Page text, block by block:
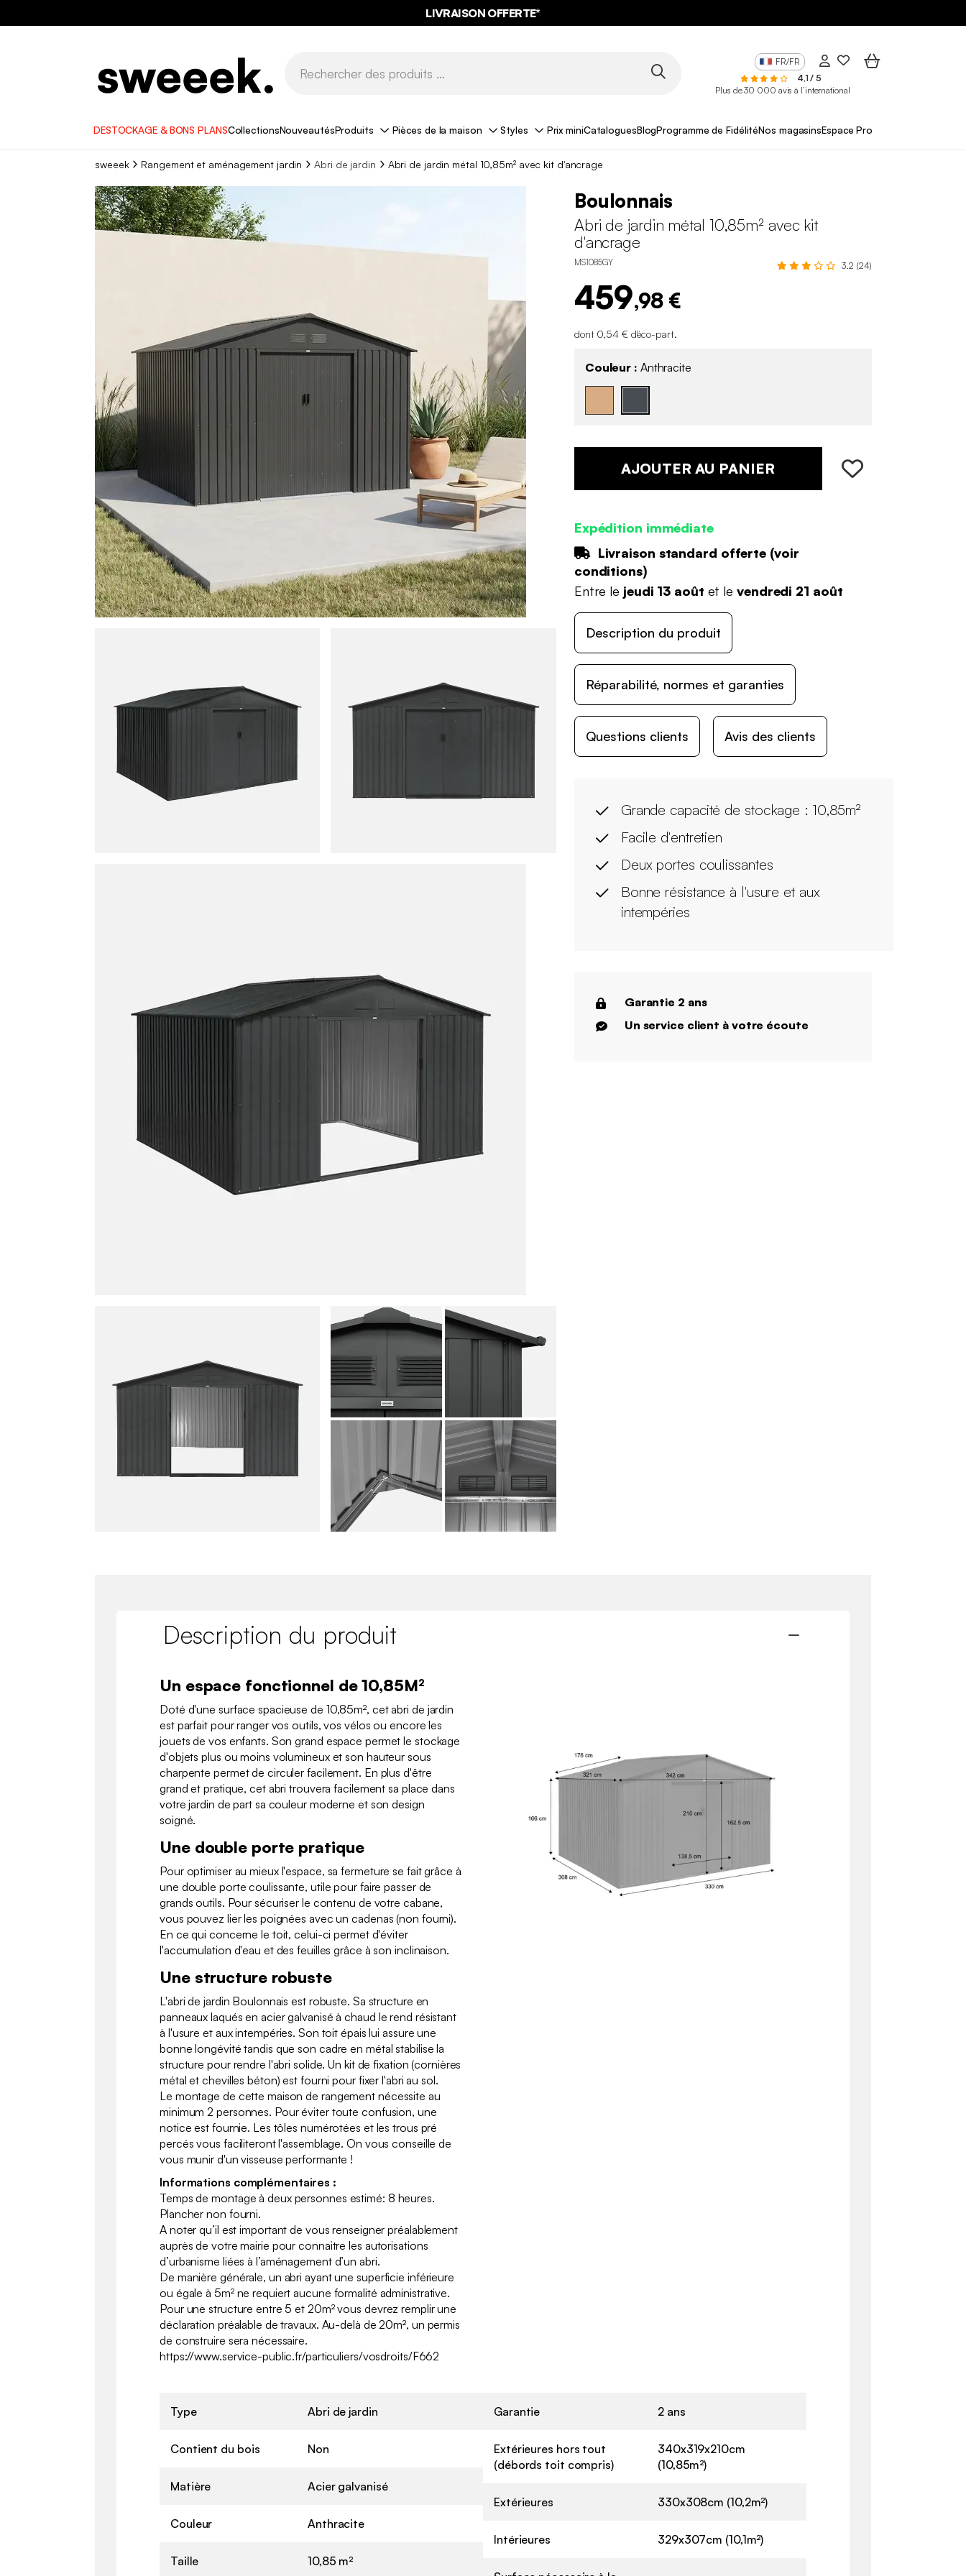
LIVRAISON OFFERTE*
FR/FR
4,1 / 5
Plus de 30 000 avis à l’international
DESTOCKAGE & BONS PLANSCollectionsNouveautésProduits Pièces de la maison Styles Prix miniCataloguesBlogProgramme de FidélitéNos magasinsEspace Pro
sweeek Rangement et aménagement jardin Abri de jardin Abri de jardin métal 10,85m² avec kit d'ancrage
Boulonnais
Abri de jardin métal 10,85m² avec kit
d'ancrage
MS1085GY 3.2 (24)
459,98 €
dont 0,54 € d'éco-part.
Couleur : Anthracite
AJOUTER AU PANIER
Expédition immédiate
Livraison standard offerte (voir
conditions)
Entre le jeudi 13 août et le vendredi 21 août
Description du produit
Réparabilité, normes et garanties
Questions clients Avis des clients
Grande capacité de stockage : 10,85m²
Facile d'entretien
Deux portes coulissantes
Bonne résistance à l'usure et aux
intempéries
Garantie 2 ans
Un service client à votre écoute
Description du produit
Un espace fonctionnel de 10,85M²
Doté d'une surface spacieuse de 10,85m², cet abri de jardin
est parfait pour ranger vos outils, vos vélos ou encore les
jouets de vos enfants. Son grand espace permet le stockage
d'objets plus ou moins volumineux et son hauteur sous
charpente permet de circuler facilement. En plus d'être
grand et pratique, cet abri trouvera facilement sa place dans
votre jardin de part sa couleur moderne et son design
soigné.
Une double porte pratique
Pour optimiser au mieux l'espace, sa fermeture se fait grâce à
une double porte coulissante, utile pour faire passer de
grands outils. Pour sécuriser le contenu de votre cabane,
vous pouvez lier les poignées avec un cadenas (non fourni).
En ce qui concerne le toit, celui-ci permet d'éviter
l'accumulation d'eau et des feuilles grâce à son inclinaison.
Une structure robuste
L'abri de jardin Boulonnais est robuste. Sa structure en
panneaux laqués en acier galvanisé à chaud le rend résistant
à l'usure et aux intempéries. Son toit épais lui assure une
bonne longévité tandis que son cadre en métal stabilise la
structure pour rendre l'abri solide. Un kit de fixation (cornières
métal et chevilles béton) est fourni pour fixer l'abri au sol.
Le montage de cette maison de rangement nécessite au
minimum 2 personnes. Pour éviter toute confusion, une
notice est fournie. Les tôles numérotées et les trous pré
percés vous faciliteront l'assemblage. On vous conseille de
vous munir d'un visseuse performante !
Informations complémentaires :
Temps de montage à deux personnes estimé: 8 heures.
Plancher non fourni.
A noter qu’il est important de vous renseigner préalablement
auprès de votre mairie pour connaitre les autorisations
d’urbanisme liées à l’aménagement d’un abri.
De manière générale, un abri ayant une superficie inférieure
ou égale à 5m² ne requiert aucune formalité administrative.
Pour une structure entre 5 et 20m² vous devrez remplir une
déclaration préalable de travaux. Au-delà de 20m², un permis
de construire sera nécessaire.
https://www.service-public.fr/particuliers/vosdroits/F662
Type Abri de jardin
Contient du bois Non
Matière Acier galvanisé
Couleur Anthracite
Taille 10,85 m²
Garantie 2 ans
Extérieures hors tout
(débords toit compris)
340x319x210cm
(10,85m²)
Extérieures 330x308cm (10,2m²)
Intérieures 329x307cm (10,1m²)